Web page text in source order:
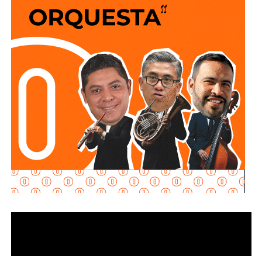
sigan a 100 km/h sobre un puente o paso a desnivel.
No soy un experto en ingeniería urbana, por lo que no
pretendo entrar en detalles técnicos de si está bien o mal
hecho, por eso me centro en losdebates que quieren
forzar las páginas de Facebookque se llaman medios
de prensa.
Pocas veces he visto medios cuestionar la constante
construcción de estructura cochista que lejos de mejorar la
movilidad, como dicen los boletines oficiales, tienden
solamente a
favorecer la velocidad
¿Quién se acuerda de los peatones? ¿Quién piensa
en el que quiere cruzar la calle sin tener que subirse